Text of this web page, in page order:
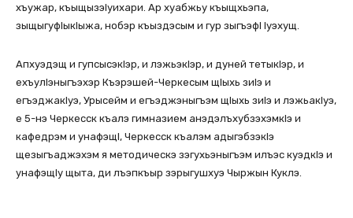
хъужар, къыщызэIуихари. Ар хуабжьу къыщхьэпа,
зыщыгуфIыкIыжа, нобэр къыздэсым и гур зыгъэфI Iуэхущ.
Апхуэдэщ и гупсысэкIэр, и лэжьэкIэр, и дуней тетыкIэр, и
ехъулІэныгъэхэр Къэрэшей-Черкесым щIыхь зиIэ и
егъэджакIуэ, Урысейм и егъэджэныгъэм щIыхь зиIэ и лэжьакIуэ,
е 5-нэ Черкесск къалэ гимназием анэдэлъхубзэхэмкIэ и
кафедрэм и унафэщI, Черкесск къалэм адыгэбзэкIэ
щезыгъаджэхэм я методическэ зэгухьэныгъэм илъэс куэдкIэ и
унафэщIу щыта, ди лъэпкъыр зэрыгушхуэ Чыржын Куклэ.